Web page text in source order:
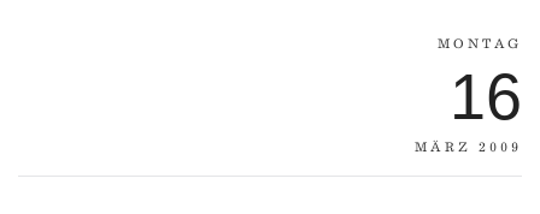
MONTAG
16
MÄRZ 2009